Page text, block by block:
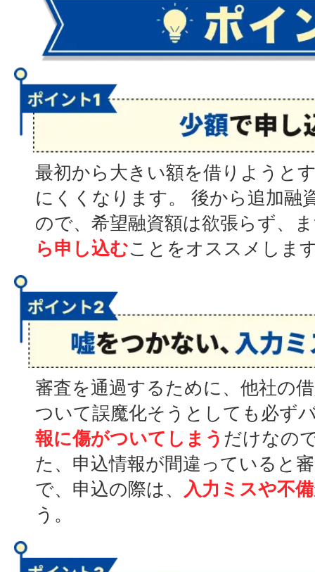
最初から大きい額を借りようと
にくくなります。 後から追加融
ので、希望融資額は欲張らず、
ら申し込むことをオススメしま
審査を通過するために、他社の
ついて誤魔化そうとしても必ず
報に傷がついてしまう だけなの
た、申込情報が間違っていると
で、申込の際は、 入力ミスや不
う。